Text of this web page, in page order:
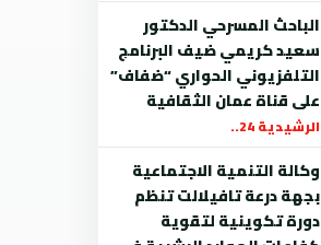
الباحث المسرحي الدكتور
سعيد كريمي ضيف البرنامج
التلفزيوني الحواري “ضفاف”
على قناة عمان الثقافية
الرشيدية 24..
وكالة التنمية الاجتماعية
بجهة درعة تافيلالت تنظم
دورة تكوينية لتقوية